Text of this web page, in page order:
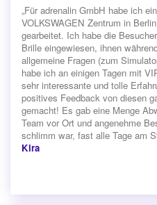
„Für adrenalin GmbH habe ich
VOLKSWAGEN Zentrum in
gearbeitet. Ich habe die
Brille eingewiesen, ihnen
allgemeine Fragen (zum
habe ich an einigen Tagen mit
sehr interessante und tolle
positives Feedback von diesen
gemacht! Es gab eine Menge
Team vor Ort und angenehme
schlimm war, fast alle Tage am
Kira